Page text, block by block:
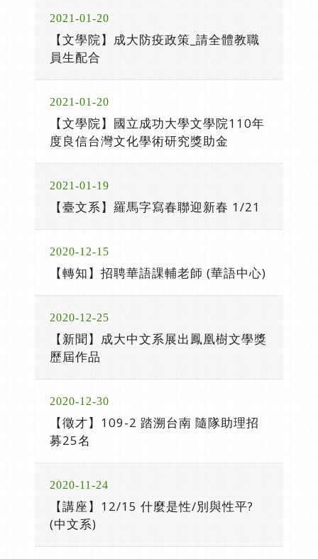
2021-01-20
【文學院】成大防疫政策_請全體教職
員生配合
2021-01-20
【文學院】國立成功大學文學院110年
度良信台灣文化學術研究獎助金
2021-01-19
【臺文系】羅馬字寫春聯迎新春 1/21
2020-12-15
【轉知】招聘華語課輔老師 (華語中心)
2020-12-25
【新聞】成大中文系展出鳳凰樹文學獎
歷屆作品
2020-12-30
【徵才】109-2 踏溯台南 隨隊助理招
募25名
2020-11-24
【講座】12/15 什麼是性/別與性平?
(中文系)